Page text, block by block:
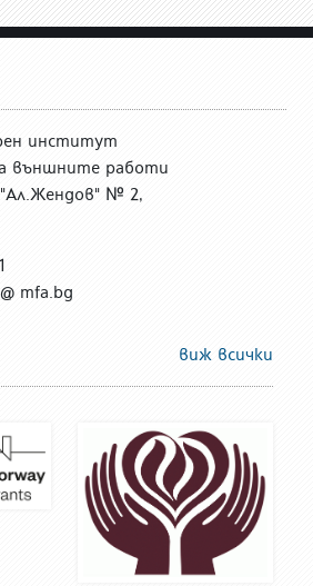
институт
външните работи
"Ал.Жендов" № 2,
mfa.bg
виж всички